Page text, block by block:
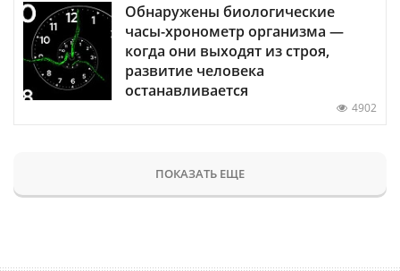
Обнаружены биологические
часы-хронометр организма —
когда они выходят из строя,
развитие человека
останавливается
4902
ПОКАЗАТЬ ЕЩЕ